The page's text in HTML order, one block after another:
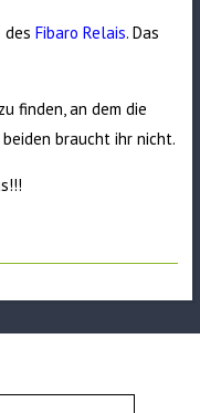
des Fibaro Relais. Das
finden, an dem die
braucht ihr nicht.